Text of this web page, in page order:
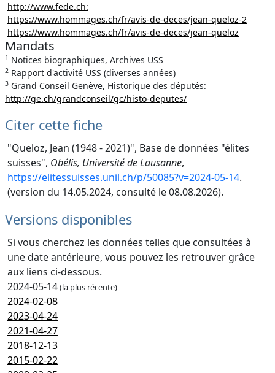
http://www.fede.ch:
https://www.hommages.ch/fr/avis-de-deces/jean-queloz-2
https://www.hommages.ch/fr/avis-de-deces/jean-queloz
Mandats
1 Notices biographiques, Archives USS
2 Rapport d'activité USS (diverses années)
3 Grand Conseil Genève, Historique des députés:
http://ge.ch/grandconseil/gc/histo-deputes/
Citer cette fiche
"Queloz, Jean (1948 - 2021)", Base de données "élites
suisses", Obélis, Université de Lausanne,
https://elitessuisses.unil.ch/p/50085?v=2024-05-14.
(version du 14.05.2024, consulté le 08.08.2026).
Versions disponibles
Si vous cherchez les données telles que consultées à
une date antérieure, vous pouvez les retrouver grâce
aux liens ci-dessous.
2024-05-14(la plus récente)
2024-02-08
2023-04-24
2021-04-27
2018-12-13
2015-02-22